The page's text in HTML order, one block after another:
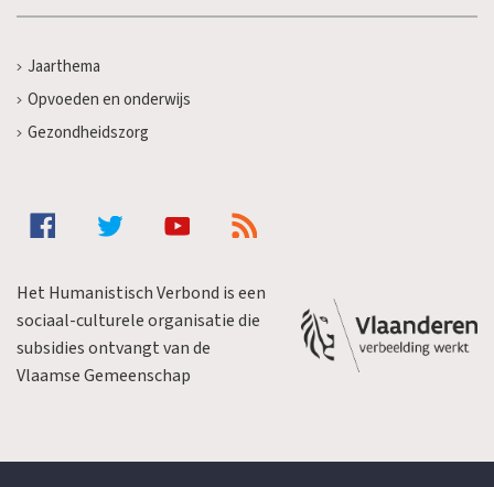
Jaarthema
Opvoeden en onderwijs
Gezondheidszorg
Het Humanistisch Verbond is een
sociaal-culturele organisatie die
subsidies ontvangt van de
Vlaamse Gemeenschap